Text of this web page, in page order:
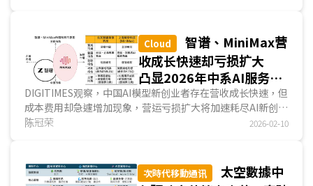
2028年累计出货量将突破30亿个。目前全球电子标签平均市
场渗透率约为11%，欧洲以25%领先，其中，挪威高达
70%、法国46%、德国41%、北美约为11%，亚太地区则普
遍低于5%，显示亚太电子标签市场仍有庞大成长空间。...
Cloud
智谱、MiniMax营
收成长快速却亏损扩大
凸显2026年中系AI服务新
创公司将面临严苛的淘汰
挑战
DIGITIMES观察，中国AI模型新创业者存在营收成长快速，但
成本费用却急遽增加现象，营运亏损扩大将加速耗尽AI新创业
者可用资金，公司仍存在资金断链危机。在AI新创业者服务商
服务正常运作，造成研发费用和营运成本急速增加，此外，投
资人日益重视AI新创公司营收与获利表现，预期2026年AI服
陈冠荣 2026-02-10
次時代移動通讯
太空數據中